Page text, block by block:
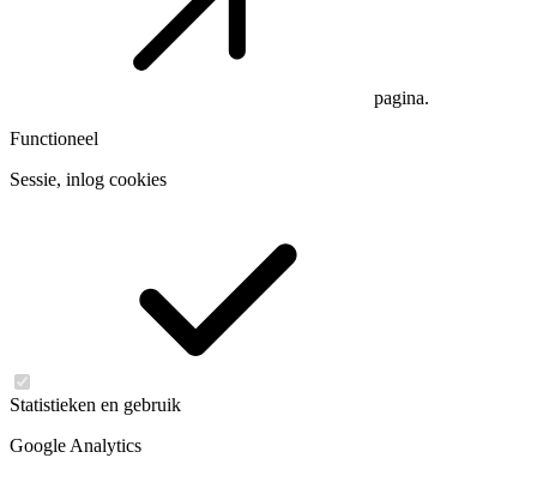
pagina.
Functioneel
Sessie, inlog cookies
Statistieken en gebruik
Google Analytics